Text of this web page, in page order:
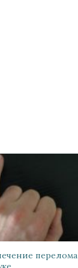
перелома